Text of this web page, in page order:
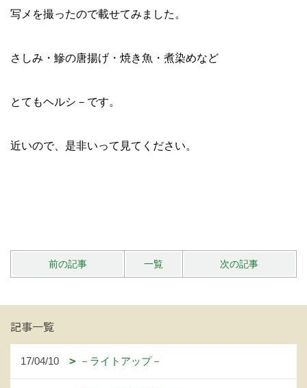
写メを撮ったので載せてみました。
さしみ・鰺の唐揚げ・焼き魚・煮染めなど
とてもヘルシ－です。
近いので、是非いって見てください。
前の記事 一覧 次の記事
記事一覧
17/04/10 －ライトアップ－